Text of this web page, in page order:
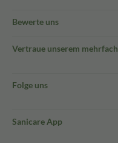
Bewerte uns
Vertraue unserem
Folge uns
Sanicare App